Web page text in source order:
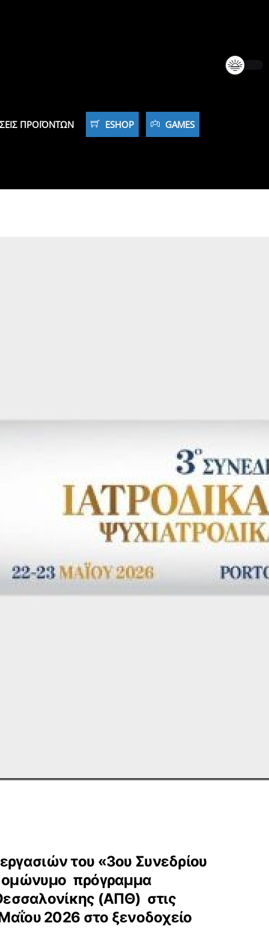
ΠΡΟΪΌΝΤΩΝ ESHOP GAMES
του «3ου Συνεδρίου
ομώνυμο πρόγραμμα
(ΑΠΘ) στις
2026 στο ξενοδοχείο